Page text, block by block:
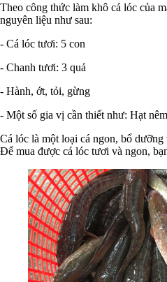
Theo công thức làm khô cá lóc của
nguyên liệu như sau:
- Cá lóc tươi: 5 con
- Chanh tươi: 3 quả
- Hành, ớt, tỏi, gừng
- Một số gia vị cần thiết như: Hạt
Cá lóc là một loại cá ngon, bổ
Để mua được cá lóc tươi và ngon,